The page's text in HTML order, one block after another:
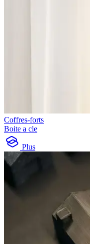
Coffres-forts
Boite a cle
Plus